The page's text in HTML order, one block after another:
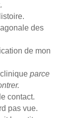
des
de mon
parce
contact.
pas vue.